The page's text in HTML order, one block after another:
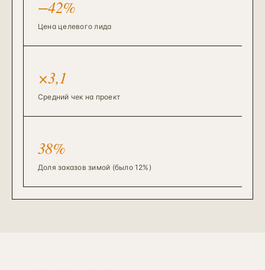
−42%
Цена целевого лида
×3,1
Средний чек на проект
38%
Доля заказов зимой (было 12%)